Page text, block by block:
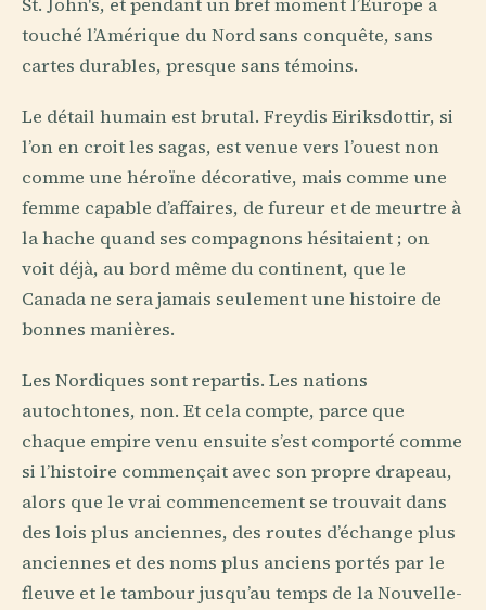
touché l’Amérique du Nord sans conquête, sans
cartes durables, presque sans témoins.
Le détail humain est brutal. Freydis Eiriksdottir, si
l’on en croit les sagas, est venue vers l’ouest non
comme une héroïne décorative, mais comme une
femme capable d’affaires, de fureur et de meurtre à
la hache quand ses compagnons hésitaient ; on
voit déjà, au bord même du continent, que le
Canada ne sera jamais seulement une histoire de
bonnes manières.
Les Nordiques sont repartis. Les nations
autochtones, non. Et cela compte, parce que
chaque empire venu ensuite s’est comporté comme
si l’histoire commençait avec son propre drapeau,
alors que le vrai commencement se trouvait dans
des lois plus anciennes, des routes d’échange plus
anciennes et des noms plus anciens portés par le
fleuve et le tambour jusqu’au temps de la Nouvelle-